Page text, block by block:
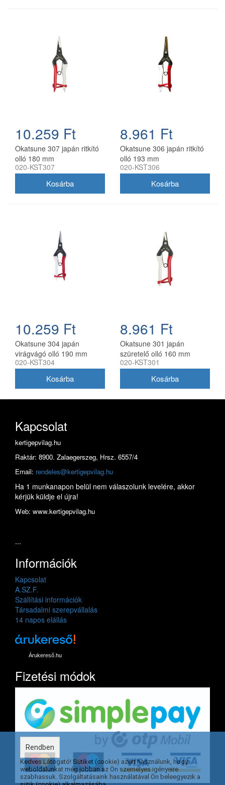
10.259 Ft
Okatsune 307 japán ritkító
olló 180 mm
020-KST307
8.961 Ft
Okatsune 306 japán ritkító
olló 193 mm
020-KST306
10.259 Ft
Okatsune 304 japán
virágvágó olló 190 mm
020-KST304
8.961 Ft
Okatsune 301 japán
szüretelő olló 160 mm
020-KST301
Kapcsolat
kertigepvilag.hu
Raktár: 8900. Zalaegerszeg, Hrsz. 6557/4
Email: rendeles@kertigepvilag.hu
Ha 1 munkanapon belül nem válaszolunk levelére, akkor
kérjük küldje el újra!
Web: www.kertigepvilag.hu
...
Információk
Kapcsolat
A.SZ.F.
Szállítási információk
Társadalmi szerepvállalás
14 napos elállás
Árukereső.hu
Fizetési módok
Rendben
Kedves Látogató! Sütiket (cookie) azért használunk, hogy
weboldalunkat még jobban az Ön személyes igényeire
szabhassuk. Szolgáltatásaink használatával Ön beleegyezik a